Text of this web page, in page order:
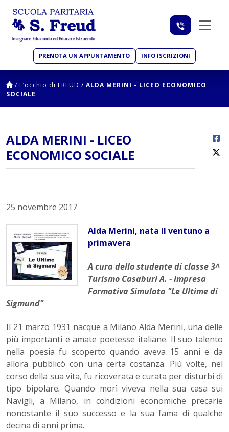
PRENOTA UN APPUNTAMENTO INFO ISCRIZIONI
/ L’occhio di FREUD / ALDA MERINI - LICEO ECONOMICO
SOCIALE
ALDA MERINI - LICEO
ECONOMICO SOCIALE
25 novembre 2017
Alda Merini, nata il ventuno a
primavera
A cura dello studente di classe 3^
Turismo Casaburi A. - Impresa
Formativa Simulata "Le Ultime di
Sigmund"
Il 21 marzo 1931 nacque a Milano Alda Merini, una delle
più importanti e amate poetesse italiane. Il suo talento
nella poesia fu scoperto quando aveva 15 anni e da
allora pubblicò con una certa costanza. Più volte, nel
corso della sua vita, fu ricoverata e curata per disturbi di
tipo bipolare. Quando morì viveva nella sua casa sui
Navigli, a Milano, in condizioni economiche precarie
nonostante il suo successo e la sua fama di qualche
decina di anni prima.